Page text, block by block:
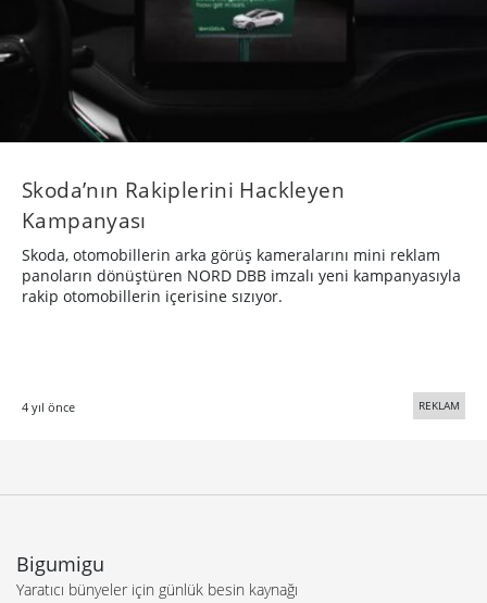
Skoda’nın Rakiplerini Hackleyen
Kampanyası
Skoda, otomobillerin arka görüş kameralarını mini reklam
panoların dönüştüren NORD DBB imzalı yeni kampanyasıyla
rakip otomobillerin içerisine sızıyor.
4 yıl önce REKLAM
Bigumigu
Yaratıcı bünyeler için günlük besin kaynağı